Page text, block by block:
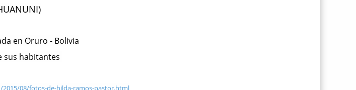
en Oruro - Bolivia
sus habitantes
08/fotos-de-hilda-ramos-pastor.html